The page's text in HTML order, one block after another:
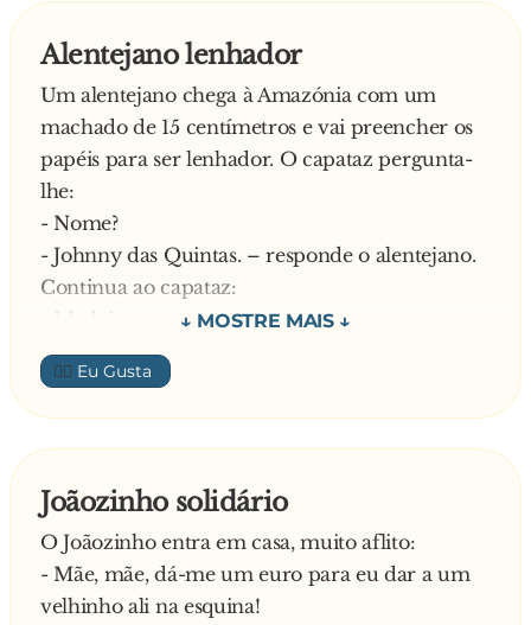
Alentejano lenhador
Um alentejano chega à Amazónia com um
machado de 15 centímetros e vai preencher os
papéis para ser lenhador. O capataz pergunta-
lhe:
- Nome?
- Johnny das Quintas. – responde o alentejano.
Continua ao capataz:
- 44. – Responde o alentejano.
- Grau de experiência? – Pergunta o capataz.
Diz o alentejano com orgulho:
- Imensa! Rápido, eficaz e trabalhador. Corto
- Local anterior de trabalho? – Pergunta o
capataz.
Responde o alentejano:
- Deserto do Saara.
👍🏼
Joãozinho solidário
O Joãozinho entra em casa, muito aflito:
- Mãe, mãe, dá-me um euro para eu dar a um
velhinho ali na esquina!